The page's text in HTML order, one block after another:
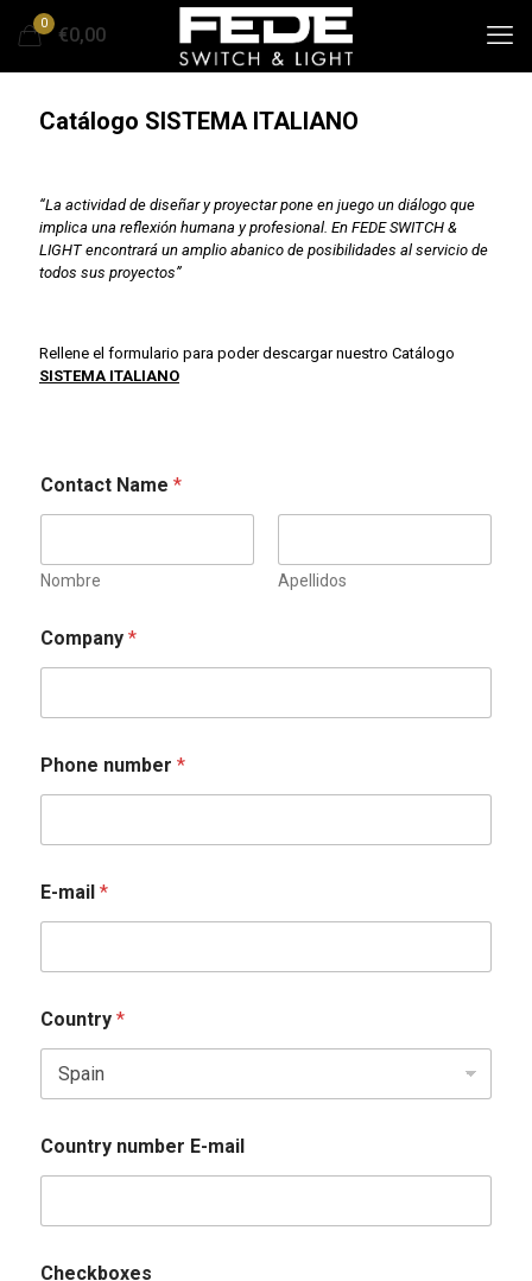
0
€0,00
Catálogo SISTEMA ITALIANO
“La actividad de diseñar y proyectar pone en juego un diálogo que
implica una reflexión humana y profesional. En FEDE SWITCH &
LIGHT encontrará un amplio abanico de posibilidades al servicio de
todos sus proyectos”
Rellene el formulario para poder descargar nuestro Catálogo
SISTEMA ITALIANO
Contact Name *
Nombre Apellidos
Company *
Phone number *
E-mail *
Country *
Country number E-mail
Checkboxes